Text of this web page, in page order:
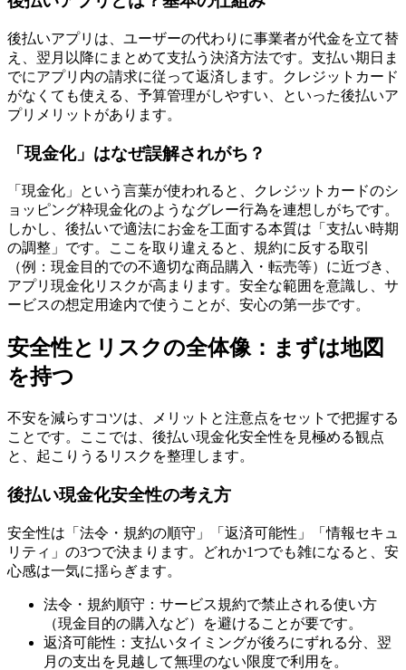
後払いアプリは、ユーザーの代わりに事業者が代金を立て替
え、翌月以降にまとめて支払う決済方法です。支払い期日ま
でにアプリ内の請求に従って返済します。クレジットカード
がなくても使える、予算管理がしやすい、といった後払いア
プリメリットがあります。
「現金化」はなぜ誤解されがち？
「現金化」という言葉が使われると、クレジットカードのシ
ョッピング枠現金化のようなグレー行為を連想しがちです。
しかし、後払いで適法にお金を工面する本質は「支払い時期
の調整」です。ここを取り違えると、規約に反する取引
（例：現金目的での不適切な商品購入・転売等）に近づき、
アプリ現金化リスクが高まります。安全な範囲を意識し、サ
ービスの想定用途内で使うことが、安心の第一歩です。
安全性とリスクの全体像：まずは地図
を持つ
不安を減らすコツは、メリットと注意点をセットで把握する
ことです。ここでは、後払い現金化安全性を見極める観点
と、起こりうるリスクを整理します。
後払い現金化安全性の考え方
安全性は「法令・規約の順守」「返済可能性」「情報セキュ
リティ」の3つで決まります。どれか1つでも雑になると、安
心感は一気に揺らぎます。
法令・規約順守：サービス規約で禁止される使い方
（現金目的の購入など）を避けることが要です。
返済可能性：支払いタイミングが後ろにずれる分、翌
月の支出を見越して無理のない限度で利用を。